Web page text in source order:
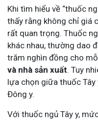
Khi tìm hiểu về “thuốc
thấy rằng không chỉ giá
rất quan trọng. Thuốc
khác nhau, thường dao
trăm nghìn đồng cho
và nhà sản xuất. Tuy
lựa chọn giữa thuốc
Đông y.
Với thuốc ngủ Tây y,